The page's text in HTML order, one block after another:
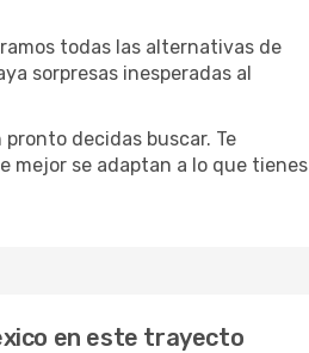
todas las alternativas de
sorpresas inesperadas al
decidas buscar. Te
mejor se adaptan a lo que tienes
en este trayecto